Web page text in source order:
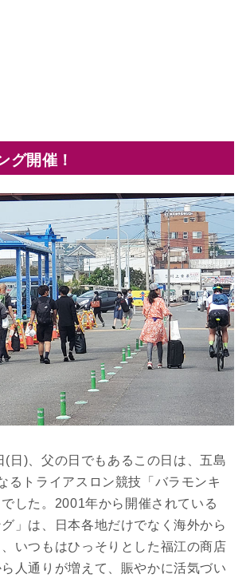
グ開催！
(日)、父の日でもあるこの日は、五島
るトライアスロン競技「バラモンキ
した。2001年から開催されている
グ」は、日本各地だけでなく海外から
いつもはひっそりとした福江の商店
人通りが増えて、賑やかに活気づい